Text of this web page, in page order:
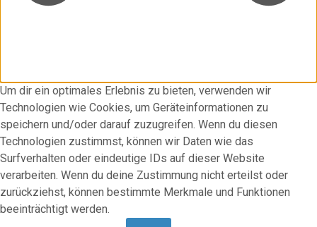
Um dir ein optimales Erlebnis zu bieten, verwenden wir
Technologien wie Cookies, um Geräteinformationen zu
speichern und/oder darauf zuzugreifen. Wenn du diesen
Technologien zustimmst, können wir Daten wie das
Surfverhalten oder eindeutige IDs auf dieser Website
verarbeiten. Wenn du deine Zustimmung nicht erteilst oder
zurückziehst, können bestimmte Merkmale und Funktionen
beeinträchtigt werden.